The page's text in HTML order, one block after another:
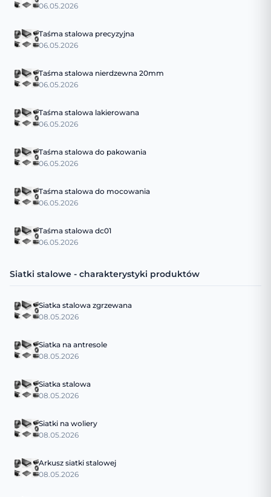
06.05.2026
Taśma stalowa precyzyjna
06.05.2026
Taśma stalowa nierdzewna 20mm
06.05.2026
Taśma stalowa lakierowana
06.05.2026
Taśma stalowa do pakowania
06.05.2026
Taśma stalowa do mocowania
06.05.2026
Taśma stalowa dc01
06.05.2026
Siatki stalowe - charakterystyki produktów
Siatka stalowa zgrzewana
08.05.2026
Siatka na antresole
08.05.2026
Siatka stalowa
08.05.2026
Siatki na woliery
08.05.2026
Arkusz siatki stalowej
08.05.2026